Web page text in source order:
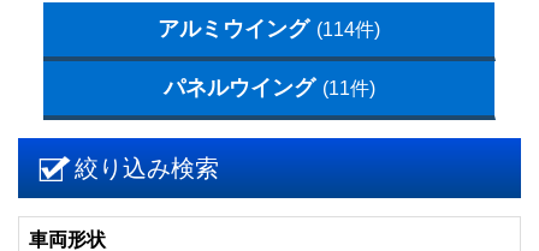
アルミウイング (114件)
パネルウイング (11件)
絞り込み検索
車両形状